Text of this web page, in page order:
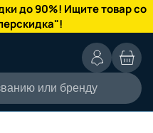
до 90%! Ищите товар со
или бренду